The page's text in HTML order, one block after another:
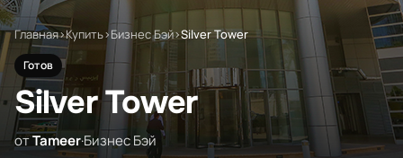
Главная›Купить›Бизнес Бэй›Silver Tower
Готов
Silver Tower
отTameer·Бизнес Бэй